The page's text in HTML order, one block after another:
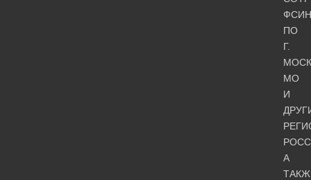
ФСИН
ПО
Г.
МО
И
А